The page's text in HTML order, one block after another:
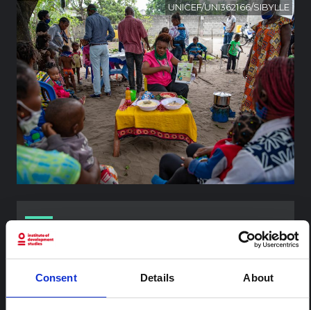
Consent Details About
UNICEF/UNI362166/SIBYLLE
CONTENU ASSOCIÉ
Note contextuelle : Pratiques
funéraires en Ituri